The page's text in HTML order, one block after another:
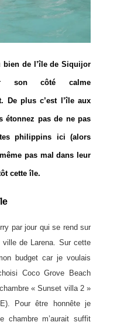
bien de l’île de Siquijor
son côté calme
De plus c’est l’île aux
étonnez pas de ne pas
philippins ici (alors
pas mal dans leur
cette île.
par jour qui se rend sur
de Larena. Sur cette
budget car je voulais
Coco Grove Beach
« Sunset villa 2 »
Pour être honnête je
chambre m’aurait suffit